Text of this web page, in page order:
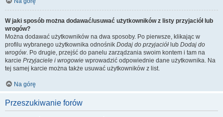
W jaki sposób można dodawać/usuwać użytkowników z listy przyjaciół lub
wrogów?
Można dodawać użytkowników na dwa sposoby. Po pierwsze, klikając w
profilu wybranego użytkownika odnośnik Dodaj do przyjaciół lub Dodaj do
wrogów. Po drugie, przejść do panelu zarządzania swoim kontem i tam na
karcie Przyjaciele i wrogowie wprowadzić odpowiednie dane użytkownika. Na
tej samej karcie można także usuwać użytkowników z list.
Na górę
Przeszukiwanie forów